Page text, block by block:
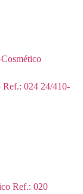
Ref.: 024 24/410-